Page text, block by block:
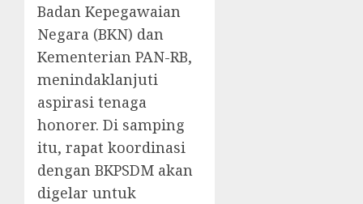
Badan Kepegawaian
Negara (BKN) dan
Kementerian PAN-RB,
menindaklanjuti
aspirasi tenaga
honorer. Di samping
itu, rapat koordinasi
dengan BKPSDM akan
digelar untuk